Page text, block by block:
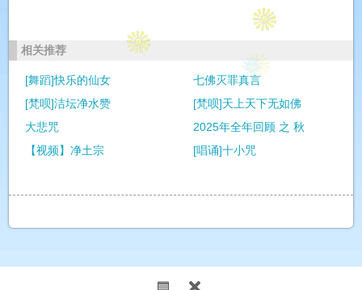
[唱诵]十小咒
[唱诵]拜愿
[梵呗]炉香赞(2013)
[唱诵]心经
相关推荐
[舞蹈]快乐的仙女
七佛灭罪真言
[梵呗]洁坛净水赞
[梵呗]天上天下无如佛
大悲咒
2025年全年回顾 之 秋
【视频】净土宗
[唱诵]十小咒